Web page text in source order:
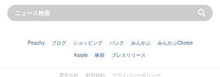
Peachy ブログ ショッピング バンク みんかぶ
みんかぶChoice
Kstyle
株探 プレスリリース
運営会社 利用規約 プライバシーポリシー